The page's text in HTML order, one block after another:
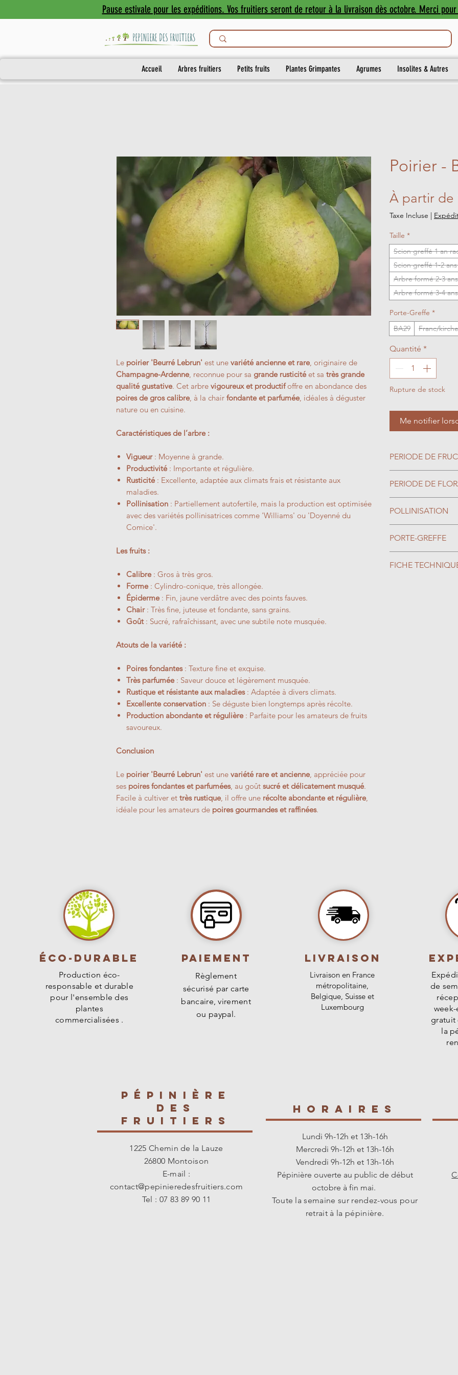
Pause estivale pour les expéditions. Vos fruitiers seront de retour à la livraison dès octobre. Merci
Accueil Arbres fruitiers Petits fruits Plantes Grimpantes Agrumes Insolites & Autres
Le poirier 'Beurré Lebrun' est une variété ancienne et rare, originaire de
Champagne-Ardenne, reconnue pour sa grande rusticité et sa très grande
qualité gustative. Cet arbre vigoureux et productifoffre en abondance des
poires de gros calibre, à la chair fondante et parfumée, idéales à déguster
nature ou en cuisine.
Caractéristiques de l’arbre :
Vigueur: Moyenne à grande.
Productivité : Importante et régulière.
Rusticité : Excellente, adaptée aux climats frais et résistante aux
maladies.
Pollinisation : Partiellement autofertile, mais la production est optimisée
avec des variétés pollinisatrices comme 'Williams' ou 'Doyenné du
Comice'.
Les fruits :
Calibre : Gros à très gros.
Forme : Cylindro-conique, très allongée.
Épiderme : Fin, jaune verdâtre avec des points fauves.
Chair: Très fine, juteuse et fondante, sans grains.
Goût: Sucré, rafraîchissant, avec une subtile note musquée.
Atouts de la variété :
Poires fondantes: Texture fine et exquise.
Très parfumée : Saveur douce et légèrement musquée.
Rustique et résistante aux maladies: Adaptée à divers climats.
Excellente conservation : Se déguste bien longtemps après récolte.
Production abondante et régulière : Parfaite pour les amateurs de fruits
savoureux.
Conclusion
Le poirier 'Beurré Lebrun' est une variété rare et ancienne, appréciée pour
ses poires fondantes et parfumées, au goût sucré et délicatement musqué.
Facile à cultiver et très rustique, il offre une récolte abondante et régulière,
idéale pour les amateurs de poires gourmandes et raffinées.
Poirier -
À partir de
Taxe Incluse |
Taille *
Scion greffé 1 an
Scion greffé 1-2
Arbre formé 2-3
Arbre formé 3-4
Porte-Greffe *
BA29
Franc/
Quantité *
Rupture de stock
Me notifier
PERIODE DE
PERIODE DE
POLLINISATION
sera améliorée
poirier Précoce
Louise Bonne
PORTE-GREFFE
moyenne, mise à
FICHE
Éco-durable
Production éco-
responsable et durable
pour l'ensemble des
plantes
commercialisées .
PAIEMENT
Règlement
sécurisé par carte
bancaire, virement
ou paypal.
livraison
Livraison en France
métropolitaine,
Belgique, Suisse et
Luxembourg
de
gratuit
la
PÉPINIÈRE
des
fruitiers
1225 Chemin de la Lauze
26800 Montoison
E-mail :
contact@pepinieredesfruitiers.com
Tel : 07 83 89 90 11
HORAIREs
Lundi 9h-12h et 13h-16h
Mercredi 9h-12h et 13h-16h
Vendredi 9h-12h et 13h-16h
Pépinière ouverte au public de début
octobre à fin mai.
Toute la semaine sur rendez-vous pour
retrait à la pépinière.